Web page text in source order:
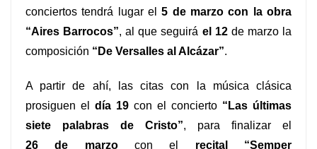
conciertos tendrá lugar el5 de marzo con la obra
“Aires Barrocos”, al que seguirá el 12 de marzo la
composición “De Versalles al Alcázar”.
A partir de ahí, las citas con la música clásica
prosiguen el
día 19 con e l concierto “Las últimas
siete palabras de Cristo”, para finalizar el
26 de marzo con e
recital “Semper